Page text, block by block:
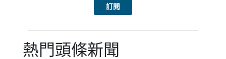
熱門頭條新聞